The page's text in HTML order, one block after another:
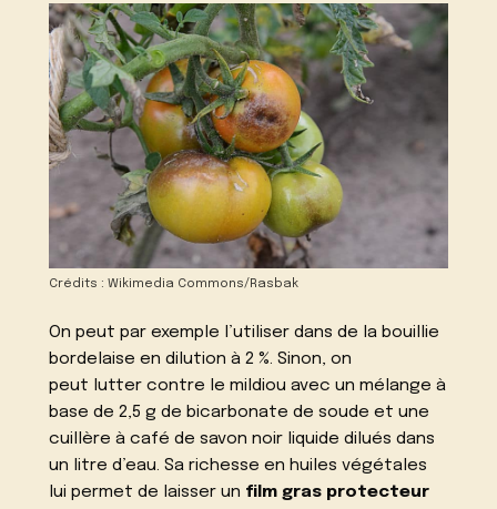
Crédits : Wikimedia Commons/Rasbak
On peut par exemple l’utiliser dans de la bouillie
bordelaise en dilution à 2 %. Sinon, on
peut lutter contre le mildiou avec un mélange à
base de 2,5 g de bicarbonate de soude et une
cuillère à café de savon noir liquide dilués dans
un litre d’eau. Sa richesse en huiles végétales
lui permet de laisser un film gras protecteur